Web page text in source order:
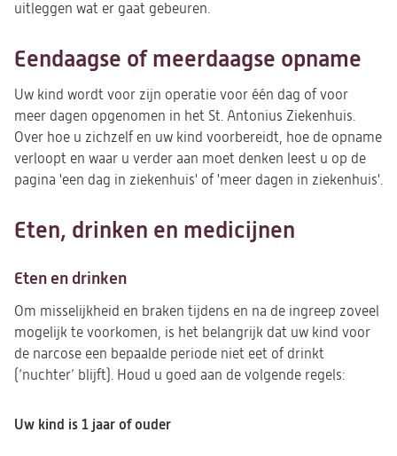
uitleggen wat er gaat gebeuren.
Eendaagse of meerdaagse opname
Uw kind wordt voor zijn operatie voor één dag of voor
meer dagen opgenomen in het St. Antonius Ziekenhuis.
Over hoe u zichzelf en uw kind voorbereidt, hoe de opname
verloopt en waar u verder aan moet denken leest u op de
pagina 'een dag in ziekenhuis' of 'meer dagen in ziekenhuis'.
Eten, drinken en medicijnen
Eten en drinken
Om misselijkheid en braken tijdens en na de ingreep zoveel
mogelijk te voorkomen, is het belangrijk dat uw kind voor
de narcose een bepaalde periode niet eet of drinkt
(‘nuchter’ blijft). Houd u goed aan de volgende regels:
Uw kind is 1 jaar of ouder